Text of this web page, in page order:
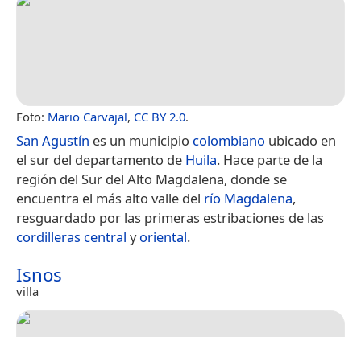
Foto: Mario Carvajal, CC BY 2.0.
San Agustín es un municipio colombiano ubicado en
el sur del departamento de Huila. Hace parte de la
región del Sur del Alto Magdalena, donde se
encuentra el más alto valle del río Magdalena,
resguardado por las primeras estribaciones de las
cordilleras central yoriental.
Isnos
villa